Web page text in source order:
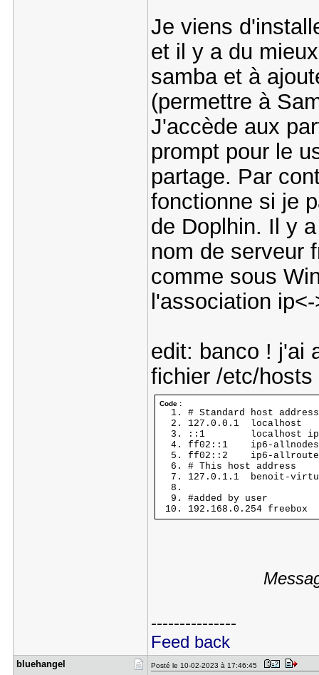
Je viens
et il y a du
samba et à
(permettre à
J'accède aux
prompt pour le
partage. Par
fonctionne si je
de Doplhin. Il y
nom de serveur
comme sous
l'association
edit: banco ! j'ai
fichier /etc/
Code :
# Standard host
127.0.0.1 localhost
::1 localhost ip6-
ff02::1 ip6-allnodes
ff02::2 ip6-
# This host address
127.0.1.1 benoit-
#added by user
192.168.0.254 freebox
---------------
Feed back
bluehangel Posté le 10-02-2023 à 17:46:45